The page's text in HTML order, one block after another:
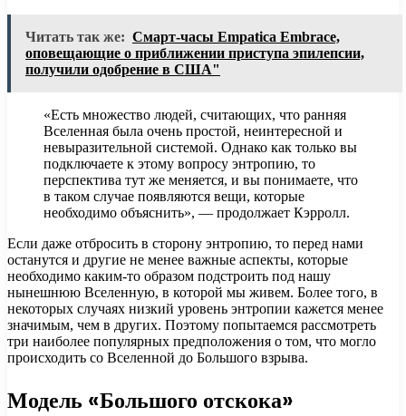
Читать так же: Смарт-часы Empatica Embrace,
оповещающие о приближении приступа эпилепсии,
получили одобрение в США"
«Есть множество людей, считающих, что ранняя
Вселенная была очень простой, неинтересной и
невыразительной системой. Однако как только вы
подключаете к этому вопросу энтропию, то
перспектива тут же меняется, и вы понимаете, что
в таком случае появляются вещи, которые
необходимо объяснить», — продолжает Кэрролл.
Если даже отбросить в сторону энтропию, то перед нами
останутся и другие не менее важные аспекты, которые
необходимо каким-то образом подстроить под нашу
нынешнюю Вселенную, в которой мы живем. Более того, в
некоторых случаях низкий уровень энтропии кажется менее
значимым, чем в других. Поэтому попытаемся рассмотреть
три наиболее популярных предположения о том, что могло
происходить со Вселенной до Большого взрыва.
Модель «Большого отскока»